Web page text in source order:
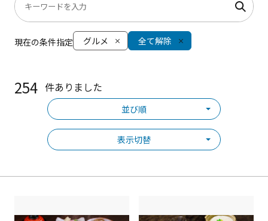
現在の条件指定 グルメ 全て解除
254 件ありました
並び順
表示切替